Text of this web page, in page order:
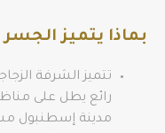
بماذا يتميز
تتميز الشرفة
رائع يطل على
مدينة إسطنبول